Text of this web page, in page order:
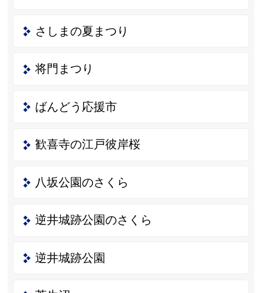
さしまの夏まつり
将門まつり
ばんどう応援市
歓喜寺の江戸彼岸桜
八坂公園のさくら
逆井城跡公園のさくら
逆井城跡公園